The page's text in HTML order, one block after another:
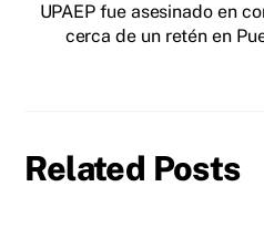
UPAEP fue asesinado en
cerca de un retén en
Related Posts